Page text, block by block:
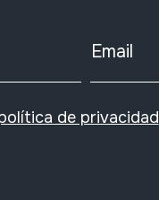
Email
de privacidad